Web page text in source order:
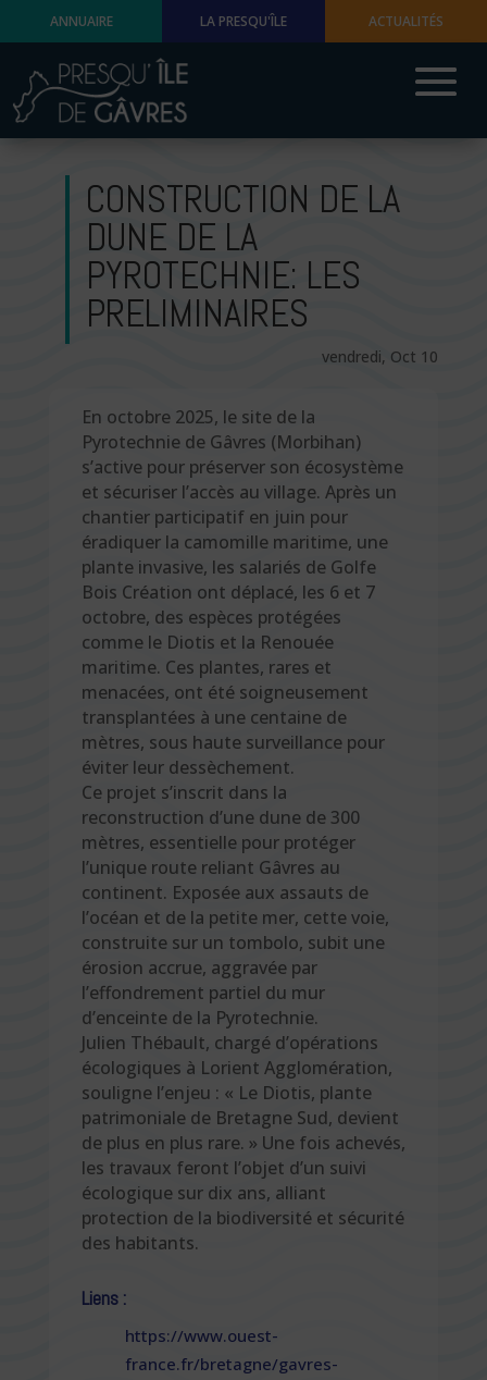
ANNUAIRE LA PRESQU'ÎLE ACTUALITÉS
CONSTRUCTION DE LA
DUNE DE LA
PYROTECHNIE: LES
PRELIMINAIRES
vendredi, Oct 10
En octobre 2025, le site de la
Pyrotechnie de Gâvres (Morbihan)
s’active pour préserver son écosystème
et sécuriser l’accès au village. Après un
chantier participatif en juin pour
éradiquer la camomille maritime, une
plante invasive, les salariés de Golfe
Bois Création ont déplacé, les 6 et 7
octobre, des espèces protégées
comme le Diotis et la Renouée
maritime. Ces plantes, rares et
menacées, ont été soigneusement
transplantées à une centaine de
mètres, sous haute surveillance pour
éviter leur dessèchement.
Ce projet s’inscrit dans la
reconstruction d’une dune de 300
mètres, essentielle pour protéger
l’unique route reliant Gâvres au
continent. Exposée aux assauts de
l’océan et de la petite mer, cette voie,
construite sur un tombolo, subit une
érosion accrue, aggravée par
l’effondrement partiel du mur
d’enceinte de la Pyrotechnie.
Julien Thébault, chargé d’opérations
écologiques à Lorient Agglomération,
souligne l’enjeu : « Le Diotis, plante
patrimoniale de Bretagne Sud, devient
de plus en plus rare. » Une fois achevés,
les travaux feront l’objet d’un suivi
écologique sur dix ans, alliant
protection de la biodiversité et sécurité
des habitants.
Liens :
https://www.ouest-
france.fr/bretagne/gavres-